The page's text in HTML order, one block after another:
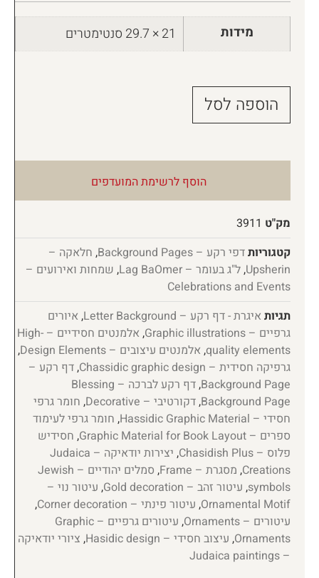
מידות 21 × 29.7 סנטימטרים
הוספה לסל
הוסף לרשימת המועדפים
מק"ט 3911
קטגוריותדפי רקע – Background Pages , חלאקה –
Upsherin
,ל"ג בעומר – Lag BaOmer , שמחות ואירועים –
Celebrations and Events
תגיות איגרת - דף רקע – Letter Background , איורים
גרפיים – Graphic illustrations
,
אלמנטים חסידיים – High-
quality elements
, אלמנטים עיצובים – Design Elements
,
גרפיקה חסידית – Chassidic graphic design
,דף רקע –
Background Page
,
דף רקע לברכה – Blessing
Background Page
,דקורטיבי – Decorative , חומר גרפי
חסידי – Hassidic Graphic Material
, חומר גרפי לעימוד
ספרים – Graphic Material for Book Layout
, חסידיש
פלוס – Chasidish Plus
,
יצירות יודאיקה – Judaica
Creations
, מסגרת – Frame ,
סמלים יהודיים – Jewish
symbols
, עיטור זהב – Gold decoration , עיטור נוי –
Ornamental Motif
, עיטור פינתי – Corner decoration
,
עיטורים – Ornaments
,
עיטורים גרפיים – Graphic
Ornaments
, עיצוב חסידי – Hasidic design , ציורי יודאיקה
– Judaica paintings